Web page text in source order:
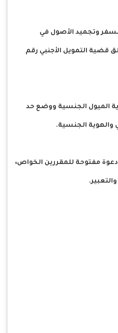
وتجميد الأصول في
قضية التمويل الأجنبي رقم
الميول الجنسية ووضع حد
والهوية الجنسية.
دعوة مفتوحة للمقررين الخواص،